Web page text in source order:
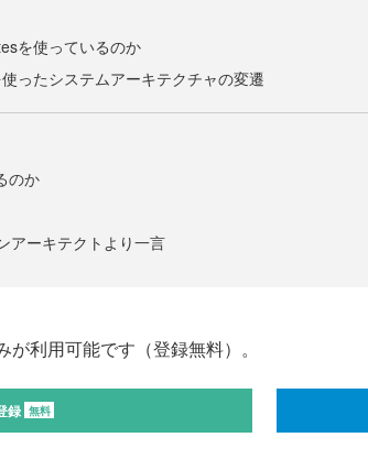
を使っているのか
ったシステムアーキテクチャの変遷
のか
アーキテクトより一言
利用可能です（登録無料）。
録 無料